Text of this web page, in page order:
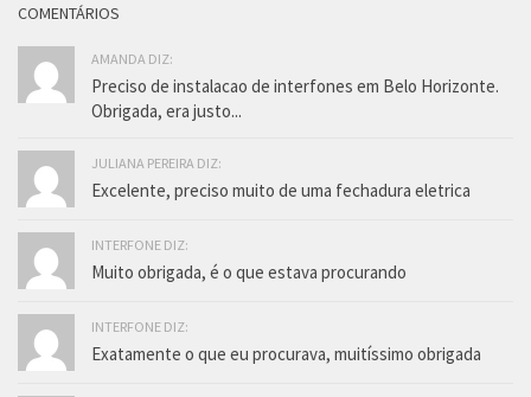
COMENTÁRIOS
AMANDA DIZ:
Preciso de instalacao de interfones em Belo Horizonte.
Obrigada, era justo...
JULIANA PEREIRA DIZ:
Excelente, preciso muito de uma fechadura eletrica
INTERFONE DIZ:
Muito obrigada, é o que estava procurando
INTERFONE DIZ:
Exatamente o que eu procurava, muitíssimo obrigada